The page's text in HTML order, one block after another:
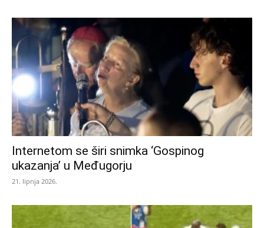
Internetom se širi snimka ‘Gospinog
ukazanja’ u Međugorju
21. lipnja 2026.